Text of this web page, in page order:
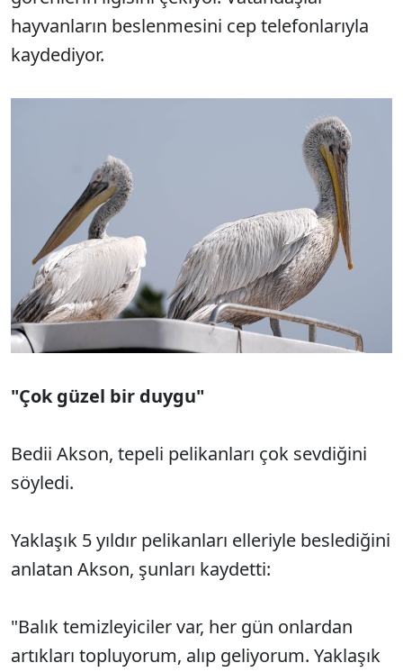
hayvanların beslenmesini cep telefonlarıyla
kaydediyor.
"Çok güzel bir duygu"
Bedii Akson, tepeli pelikanları çok sevdiğini
söyledi.
Yaklaşık 5 yıldır pelikanları elleriyle beslediğini
anlatan Akson, şunları kaydetti:
"Balık temizleyiciler var, her gün onlardan
artıkları topluyorum, alıp geliyorum. Yaklaşık